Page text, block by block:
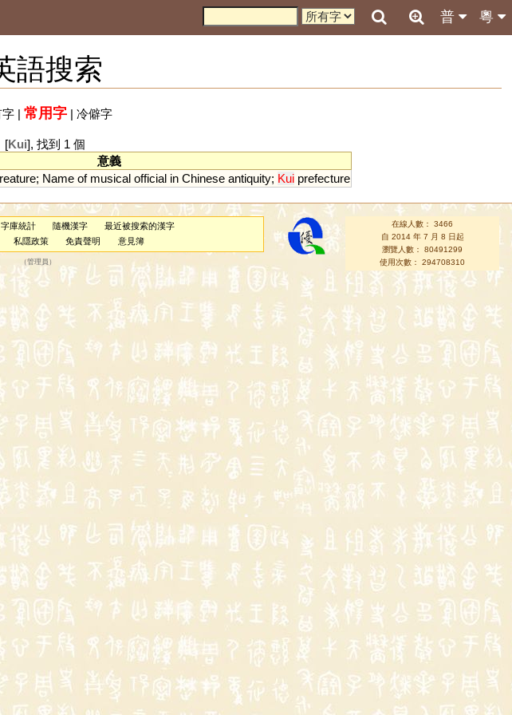
粵
普
語搜索
字| 常用字| 冷僻字
[Kui], 找到 1 個
意義
; Name of musical official in Chinese antiquity; Kui prefecture
字庫統計 隨機漢字
最近被搜索的漢字
私隱政策 免責聲明 意見簿
（管理員 ）
在線人數： 3466
自 2014 年 7 月 8 日起
瀏覽人數： 80491299
使用次數： 294708310